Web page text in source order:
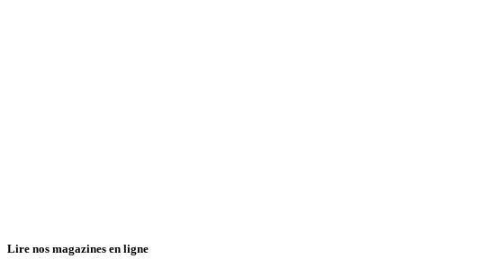
Lire nos magazines en ligne